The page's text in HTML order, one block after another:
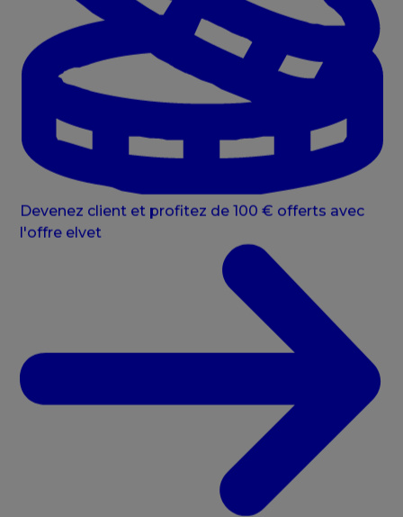
Devenez client et profitez de 100 € offerts avec
l'offre elvet